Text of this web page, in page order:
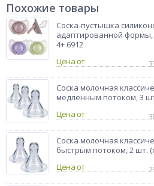
поступление напитка,
кормления и снижая дискомфорт
объемное питание. Корпус
полипропилена (ПП), который
повреждениям, легкий и
подходит для регулярной
запахи.
Бренд ПОМА
Похожие товары
Соска-пустышка
адаптированной формы,
4+ 6912
Цена от
Соска молочная
медленным потоком, 3
Цена от
Соска молочная
быстрым потоком, 2 шт.
Цена от